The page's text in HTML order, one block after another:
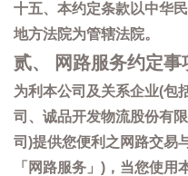
十五、本约定条款以中华
地方法院为管辖法院。
贰、 网路服务约定事
为利本公司及关系企业(包
司、诚品开发物流股份有
司)提供您便利之网路交易
「网路服务」)，当您使